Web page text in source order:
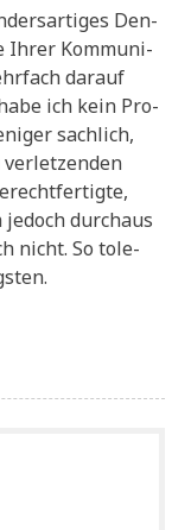
Den­
Ihrer Kom­mu­ni­
dar­auf
ich kein Pro­
sach­lich,
durch­aus
nicht. So tole­